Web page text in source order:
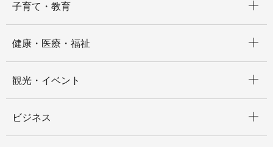
子育て・教育
健康・医療・福祉
観光・イベント
ビジネス